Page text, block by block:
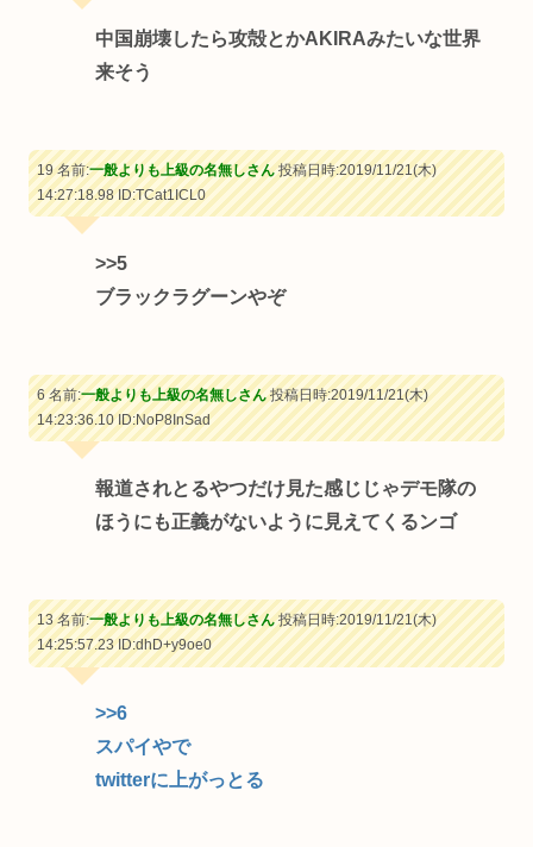
中国崩壊したら攻殻とかAKIRAみたいな世界
来そう
19 名前:一般よりも上級の名無しさん投稿日時:2019/11/21(木)
14:27:18.98ID:TCat1ICL0
>>5
ブラックラグーンやぞ
6 名前:一般よりも上級の名無しさん投稿日時:2019/11/21(木)
14:23:36.10ID:NoP8InSad
報道されとるやつだけ見た感じじゃデモ隊の
ほうにも正義がないように見えてくるンゴ
13 名前:一般よりも上級の名無しさん投稿日時:2019/11/21(木)
14:25:57.23ID:dhD+y9oe0
>>6
スパイやで
twitterに上がっとる